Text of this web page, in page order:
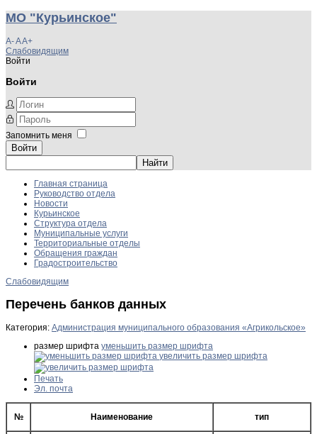
МО "Курьинское"
A-AA+
Слабовидящим
Войти
Войти
Запомнить меня
Войти
Главная страница
Руководство отдела
Новости
Курьинское
Структура отдела
Муниципальные услуги
Территориальные отделы
Обращения граждан
Градостроительство
Слабовидящим
Перечень банков данных
Категория: Администрация муниципального образования «Агрикольское»
размер шрифта уменьшить размер шрифта
увеличить размер шрифта
Печать
Эл. почта
№ Наименование тип